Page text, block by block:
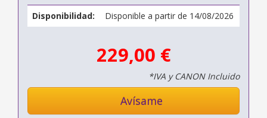
Disponibilidad:
Disponible a partir de 14/08/2026
229,00 €
*IVA y CANON Incluido
Avísame